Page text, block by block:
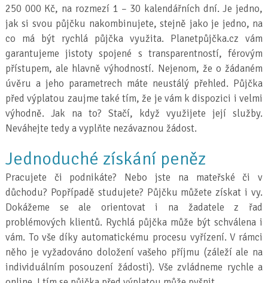
250 000 Kč, na rozmezí 1 – 30 kalendářních dní. Je jedno,
jak si svou půjčku nakombinujete, stejně jako je jedno, na
co má být rychlá půjčka využita. Planetpůjčka.cz vám
garantujeme jistoty spojené s transparentností, férovým
přístupem, ale hlavně výhodností. Nejenom, že o žádaném
úvěru a jeho parametrech máte neustálý přehled. Půjčka
před výplatou zaujme také tím, že je vám k dispozici i velmi
výhodně. Jak na to? Stačí, když využijete její služby.
Neváhejte tedy a vyplňte nezávaznou žádost.
Jednoduché získání peněz
Pracujete či podnikáte? Nebo jste na mateřské či v
důchodu? Popřípadě studujete? Půjčku můžete získat i vy.
Dokážeme se ale orientovat i na žadatele z řad
problémových klientů. Rychlá půjčka může být schválena i
vám. To vše díky automatickému procesu vyřízení. V rámci
něho je vyžadováno doložení vašeho příjmu (záleží ale na
individuálním posouzení žádosti). Vše zvládneme rychle a